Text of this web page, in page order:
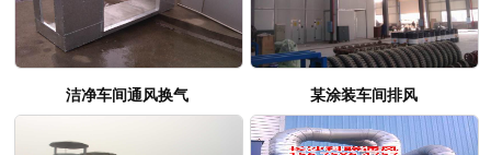
洁净车间通风换气 某涂装车间排风